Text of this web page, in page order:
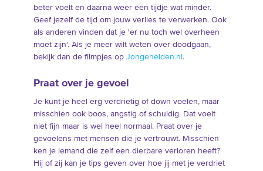
beter voelt en daarna weer een tijdje wat minder.
Geef jezelf de tijd om jouw verlies te verwerken. Ook
als anderen vinden dat je 'er nu toch wel overheen
moet zijn'. Als je meer wilt weten over doodgaan,
bekijk dan de filmpjes op Jongehelden.nl.
Praat over je gevoel
Je kunt je heel erg verdrietig of down voelen, maar
misschien ook boos, angstig of schuldig. Dat voelt
niet fijn maar is wel heel normaal. Praat over je
gevoelens met mensen die je vertrouwt. Misschien
ken je iemand die zelf een dierbare verloren heeft?
Hij of zij kan je tips geven over hoe jij met je verdriet